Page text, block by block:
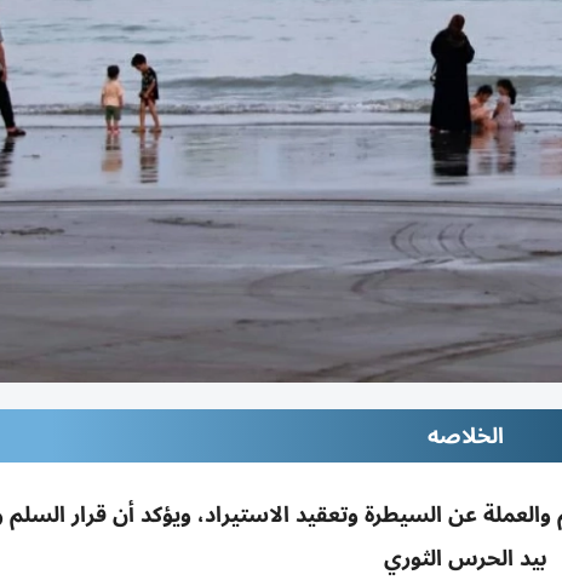
الخلاصه
عن السيطرة وتعقيد الاستيراد، ويؤكد أن قرار
بيد الحرس الثوري